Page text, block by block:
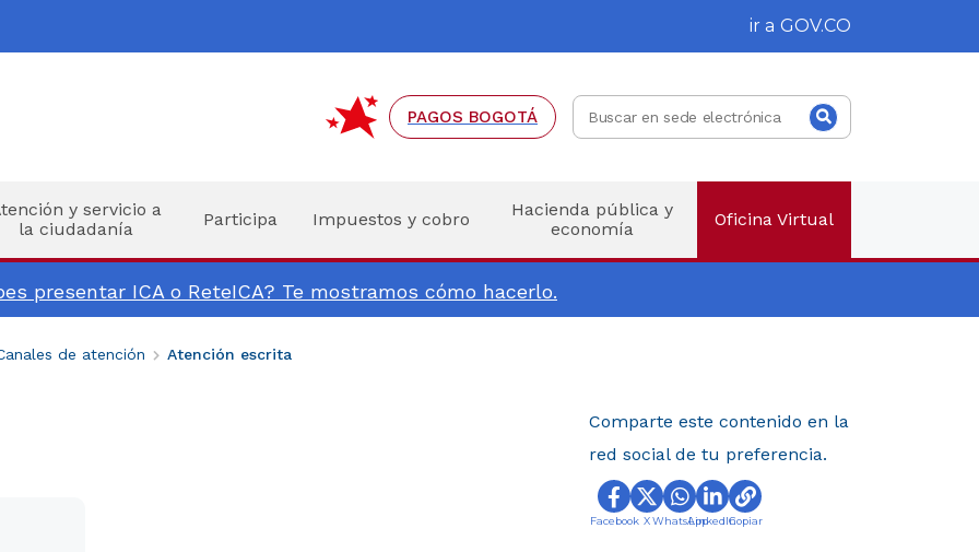
ir a GOV.CO
PAGOS BOGOTÁ
Buscar
en
Buscar
y servicio a
la ciudadanía
Participa Impuestos y cobro
Hacienda pública y
economía
Oficina Virtual
presentar ICA o ReteICA? Te mostramos cómo hacerlo.
de atención Atención escrita
Comparte este contenido en la
red social de tu preferencia.
Facebook XWhatsAppLinkedInCopiar